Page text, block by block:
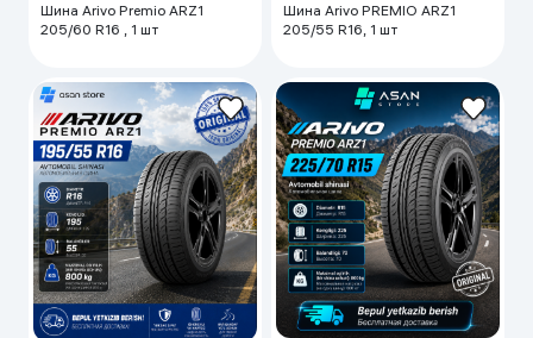
Шина Arivo Premio ARZ1
205/60 R16 , 1 шт
Шина Arivo PREMIO ARZ1
205/55 R16, 1 шт